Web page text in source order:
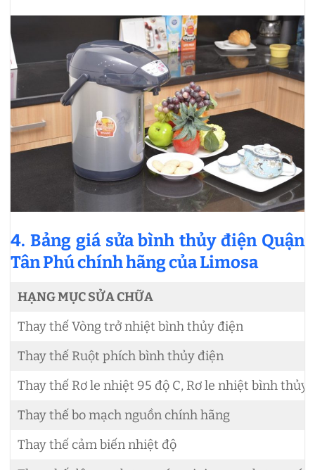
4. Bảng giá sửa bình thủy điện Quận
Tân Phú chính hãng của Limosa
HẠNG MỤC SỬA CHỮA
Thay thế Vòng trở nhiệt bình thủy điện
Thay thế Ruột phích bình thủy điện
Thay thế Rơ le nhiệt 95 độ C, Rơ le nhiệt bình thủy
Thay thế bo mạch nguồn chính hãng
Thay thế cảm biến nhiệt độ